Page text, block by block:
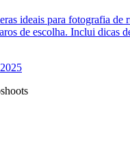
ideais para fotografia de
de escolha. Inclui dicas